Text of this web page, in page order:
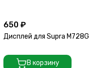
650 ₽
Дисплей для Supra М728G
В корзину